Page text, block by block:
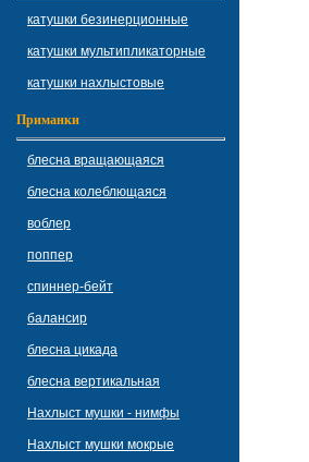
катушки безинерционные
катушки мультипликаторные
катушки нахлыстовые
Приманки
блесна вращающаяся
блесна колеблющаяся
воблер
поппер
спиннер-бейт
балансир
блесна цикада
блесна вертикальная
Нахлыст мушки - нимфы
Нахлыст мушки мокрые